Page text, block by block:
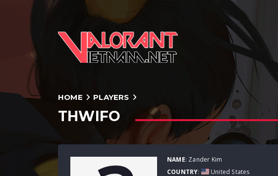
HOME PLAYERS
THWIFO
NAME: Zander Kim
COUNTRY:
United States